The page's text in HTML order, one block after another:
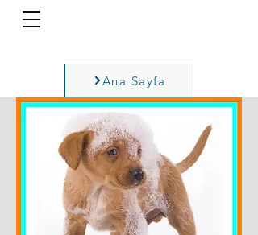
Ana Sayfa